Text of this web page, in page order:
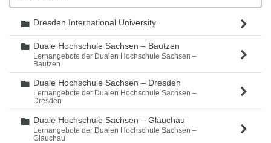
Ordner
Dresden International University
Ordner
Duale Hochschule Sachsen – Bautzen
Lernangebote der Dualen Hochschule Sachsen –
Bautzen
Ordner
Duale Hochschule Sachsen – Dresden
Lernangebote der Dualen Hochschule Sachsen –
Dresden
Ordner
Duale Hochschule Sachsen – Glauchau
Lernangebote der Dualen Hochschule Sachsen –
Glauchau